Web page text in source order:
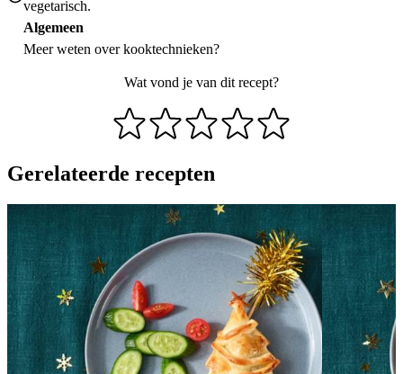
vegetarisch.
Algemeen
Meer weten overkooktechnieken?
Wat vond je van dit recept?
Gerelateerde recepten